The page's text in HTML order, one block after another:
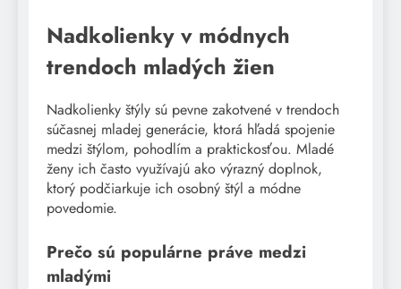
Nadkolienky v módnych
trendoch mladých žien
Nadkolienky štýly sú pevne zakotvené v trendoch
súčasnej mladej generácie, ktorá hľadá spojenie
medzi štýlom, pohodlím a praktickosťou. Mladé
ženy ich často využívajú ako výrazný doplnok,
ktorý podčiarkuje ich osobný štýl a módne
povedomie.
Prečo sú populárne práve medzi
mladými